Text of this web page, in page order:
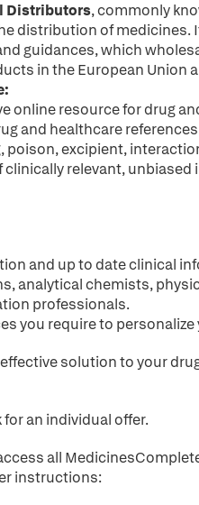
Distributors, commonly
distribution of medicines.
guidances, which
in the European Union
online resource for drug
and healthcare
excipient,
relevant,
and up to date clinical
analytical chemists,
professionals.
you require to
solution to your
for an individual offer.
all
instructions: